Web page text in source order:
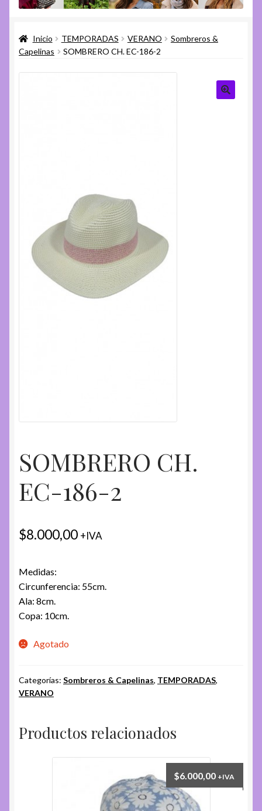
menú
Ayuda
hijo
Inicio TEMPORADAS VERANO
Sombreros &
Capelinas
SOMBRERO CH. EC-186-2
SOMBRERO CH.
EC-186-2
$8.000,00 +IVA
Medidas:
Circunferencia: 55cm.
Ala: 8cm.
Copa: 10cm.
Agotado
Categorías: Sombreros & Capelinas, TEMPORADAS,
VERANO
Productos relacionados
$6.000,00 +IVA